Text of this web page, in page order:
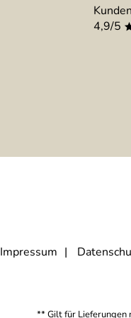
4,9/5
Impressum
** Gilt für Lieferungen